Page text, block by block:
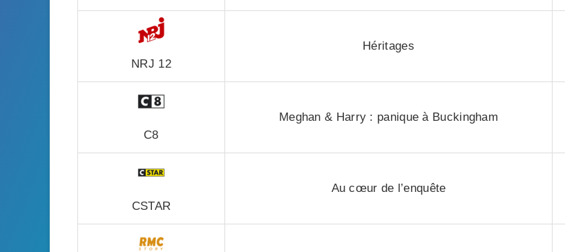
NRJ 12
Héritages
C8
Meghan & Harry : panique à Buckingham
CSTAR
Au cœur de l’enquête